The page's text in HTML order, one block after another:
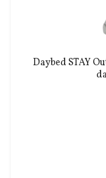
Daybed STAY